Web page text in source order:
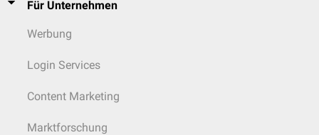
Für Unternehmen
Werbung
Login Services
Content Marketing
Marktforschung